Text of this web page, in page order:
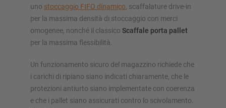
uno stoccaggio FIFO dinamico, scaffalature drive-in
per la massima densità di stoccaggio con merci
omogenee, nonché il classico Scaffale porta pallet
per la massima flessibilità.
Un funzionamento sicuro del magazzino richiede che
i carichi di ripiano siano indicati chiaramente, che le
protezioni antiurto siano implementate con coerenza
e che i pallet siano assicurati contro lo scivolamento.